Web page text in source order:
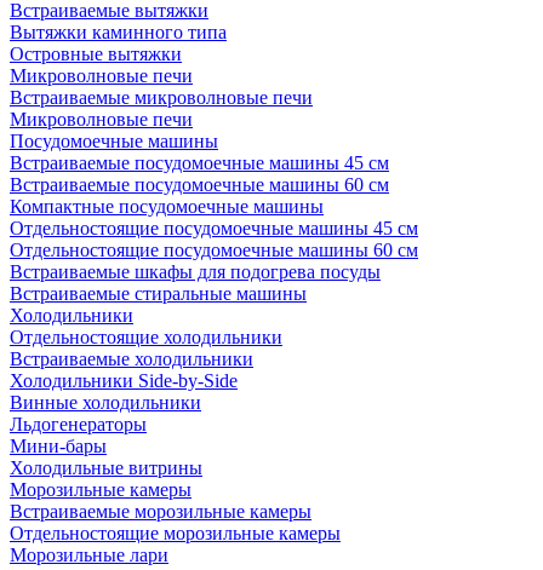
Встраиваемые вытяжки
Вытяжки каминного типа
Островные вытяжки
Микроволновые печи
Встраиваемые микроволновые печи
Микроволновые печи
Посудомоечные машины
Встраиваемые посудомоечные машины 45 см
Встраиваемые посудомоечные машины 60 см
Компактные посудомоечные машины
Отдельностоящие посудомоечные машины 45 см
Отдельностоящие посудомоечные машины 60 см
Встраиваемые шкафы для подогрева посуды
Встраиваемые стиральные машины
Холодильники
Отдельностоящие холодильники
Встраиваемые холодильники
Холодильники Side-by-Side
Винные холодильники
Льдогенераторы
Мини-бары
Холодильные витрины
Морозильные камеры
Встраиваемые морозильные камеры
Отдельностоящие морозильные камеры
Морозильные лари